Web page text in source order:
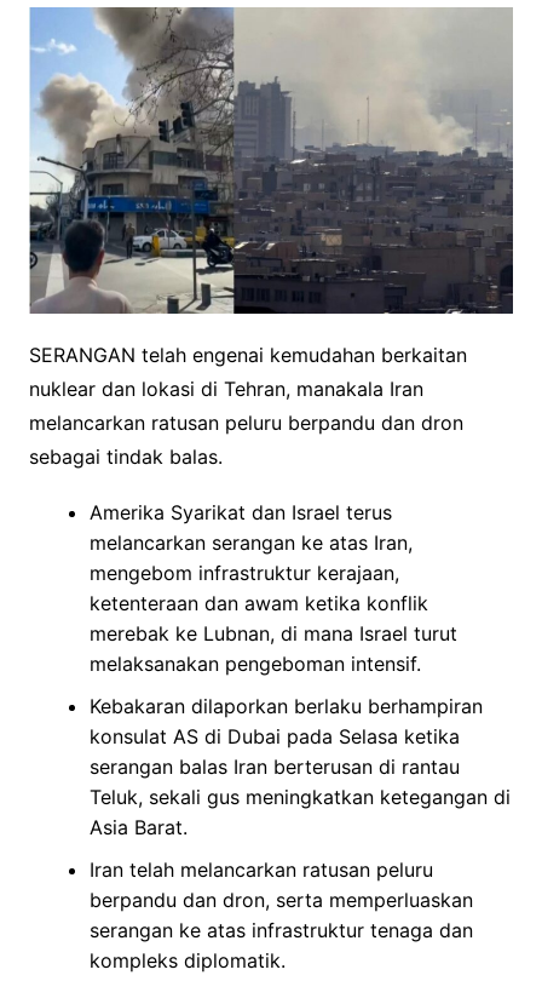
SERANGAN telah engenai kemudahan berkaitan
nuklear dan lokasi di Tehran, manakala Iran
melancarkan ratusan peluru berpandu dan dron
sebagai tindak balas.
Amerika Syarikat dan Israel terus
melancarkan serangan ke atas Iran,
mengebom infrastruktur kerajaan,
ketenteraan dan awam ketika konflik
merebak ke Lubnan, di mana Israel turut
melaksanakan pengeboman intensif.
Kebakaran dilaporkan berlaku berhampiran
konsulat AS di Dubai pada Selasa ketika
serangan balas Iran berterusan di rantau
Teluk, sekali gus meningkatkan ketegangan di
Asia Barat.
Iran telah melancarkan ratusan peluru
berpandu dan dron, serta memperluaskan
serangan ke atas infrastruktur tenaga dan
kompleks diplomatik.